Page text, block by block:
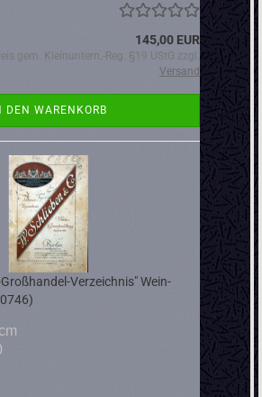
145,00 EUR
gem. Kleinuntern.-Reg. §19 UStG zzgl.
Versand
DEN WARENKORB
Verzeichnis" Wein-